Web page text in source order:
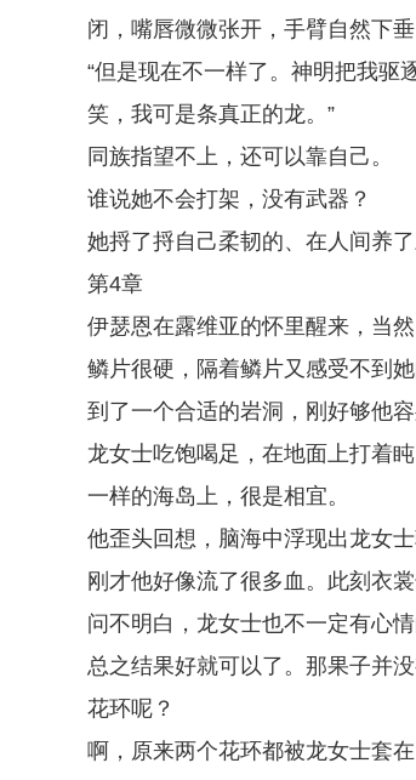
闭，嘴唇微微张开，手臂自然下
“但是现在不一样了。神明把我驱
笑，我可是条真正的龙。”
同族指望不上，还可以靠自己。
谁说她不会打架，没有武器？
她捋了捋自己柔韧的、在人间养
第4章
伊瑟恩在露维亚的怀里醒来，当
鳞片很硬，隔着鳞片又感受不到
到了一个合适的岩洞，刚好够他容
龙女士吃饱喝足，在地面上打着
一样的海岛上，很是相宜。
他歪头回想，脑海中浮现出龙女士
刚才他好像流了很多血。此刻衣
问不明白，龙女士也不一定有心情
总之结果好就可以了。那果子并
花环呢？
啊，原来两个花环都被龙女士套